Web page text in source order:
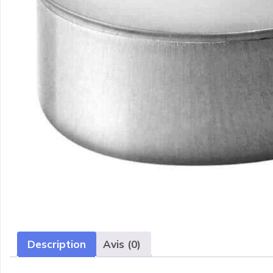
Description Avis (0)